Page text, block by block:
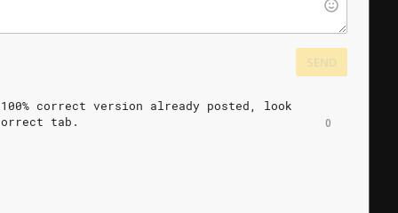
100% correct version already posted,
look
tab. 0